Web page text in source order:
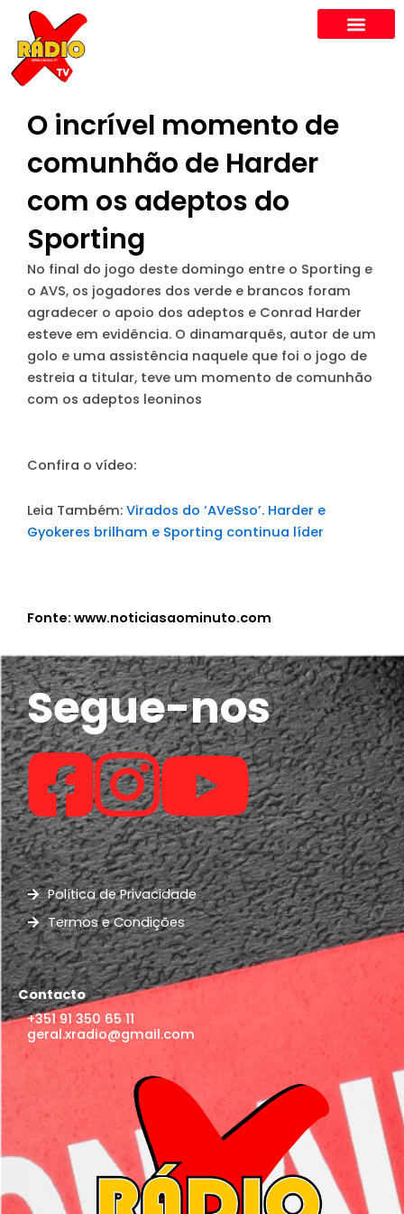
content
O incrível momento de
comunhão de Harder
com os adeptos do
Sporting
No final do jogo deste domingo entre o Sporting e
o AVS, os jogadores dos verde e brancos foram
agradecer o apoio dos adeptos e Conrad Harder
esteve em evidência. O dinamarquês, autor de um
golo e uma assistência naquele que foi o jogo de
estreia a titular, teve um momento de comunhão
com os adeptos leoninos
Confira o vídeo:
Leia Também: Virados do ‘AVeSso’. Harder e
Gyokeres brilham e Sporting continua líder
Fonte: www.noticiasaominuto.com
Segue-nos
Política de Privacidade
Termos e Condições
Contacto
+351 91 350 65 11
geral.xradio@gmail.com